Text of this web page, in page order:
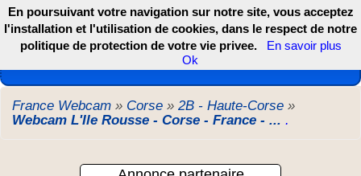
Les webcams de France, DOM TOM et COM
France Webcam » Corse » 2B - Haute-Corse »
Webcam L'Ile Rousse - Corse - France - ... .
En poursuivant votre navigation sur notre site, vous acceptez
l'installation et l'utilisation de cookies, dans le respect de notre
politique de protection de votre vie privee.
En savoir plus
Ok